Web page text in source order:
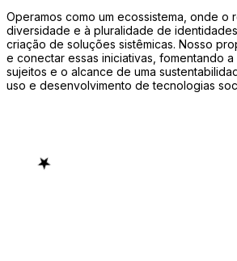
Operamos como um ecossistema, onde o
diversidade e à pluralidade de
criação de soluções sistêmicas. Nosso
e conectar essas iniciativas, fomentando a
sujeitos e o alcance de uma
uso e desenvolvimento de tecnologias